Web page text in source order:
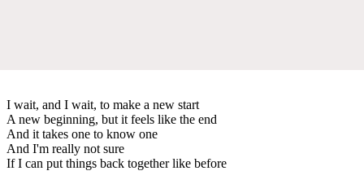
I wait, and I wait, to make a new start
A new beginning, but it feels like the end
And it takes one to know one
And I'm really not sure
If I can put things back together like before